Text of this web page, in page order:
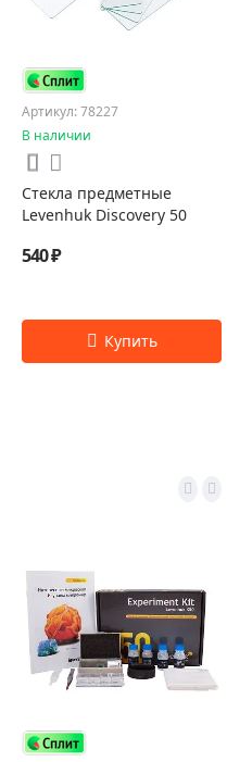
Артикул: 78227
В наличии
Стекла предметные
Levenhuk Discovery 50
540 ₽